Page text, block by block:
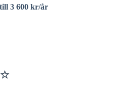
3 600 kr/år
⭐